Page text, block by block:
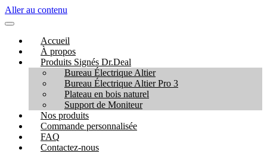
Aller au contenu
Accueil
À propos
Produits Signés Dr.Deal
Bureau Électrique Altier
Bureau Électrique Altier Pro 3
Plateau en bois naturel
Support de Moniteur
Nos produits
Commande personnalisée
FAQ
Contactez-nous